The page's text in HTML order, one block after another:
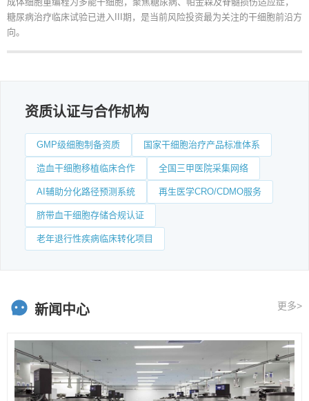
糖尿病治疗临床试验已进入III期，是当前风险投资最为关注的干细胞前沿方
向。
资质认证与合作机构
GMP级细胞制备资质 国家干细胞治疗产品标准体系
造血干细胞移植临床合作 全国三甲医院采集网络
AI辅助分化路径预测系统 再生医学CRO/CDMO服务
脐带血干细胞存储合规认证
老年退行性疾病临床转化项目
新闻中心 更多>